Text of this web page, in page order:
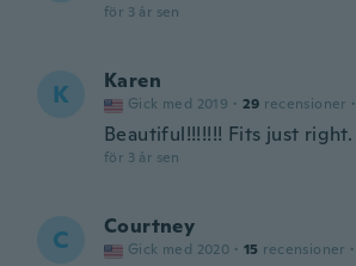
för 3 år sen
K Karen
Gick med 2019 · 29 recensioner ·
Beautiful!!!!!!! Fits just right.
för 3 år sen
C Courtney
Gick med 2020 · 15 recensioner ·